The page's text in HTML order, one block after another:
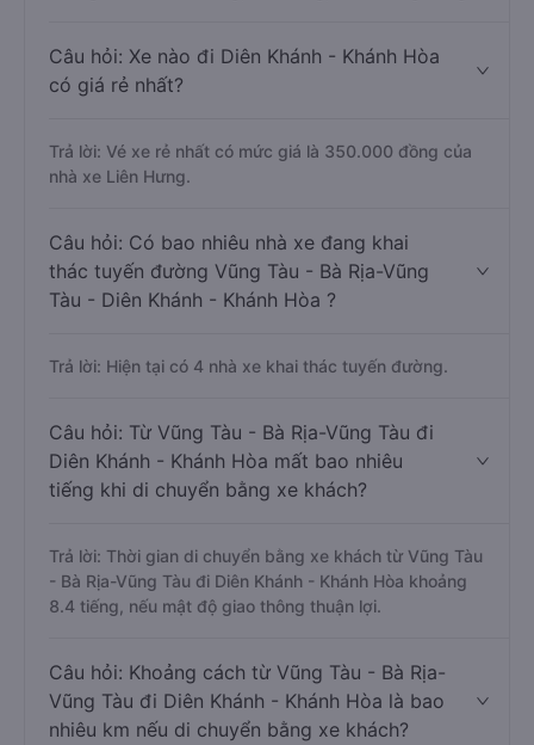
Câu hỏi: Xe nào đi Diên Khánh - Khánh Hòa
có giá rẻ nhất?
Trả lời: Vé xe rẻ nhất có mức giá là 350.000 đồng của
nhà xe Liên Hưng.
Câu hỏi: Có bao nhiêu nhà xe đang khai
thác tuyến đường Vũng Tàu - Bà Rịa-Vũng
Tàu - Diên Khánh - Khánh Hòa ?
Trả lời: Hiện tại có 4 nhà xe khai thác tuyến đường.
Câu hỏi: Từ Vũng Tàu - Bà Rịa-Vũng Tàu đi
Diên Khánh - Khánh Hòa mất bao nhiêu
tiếng khi di chuyển bằng xe khách?
Trả lời: Thời gian di chuyển bằng xe khách từ Vũng Tàu
- Bà Rịa-Vũng Tàu đi Diên Khánh - Khánh Hòa khoảng
8.4 tiếng, nếu mật độ giao thông thuận lợi.
Câu hỏi: Khoảng cách từ Vũng Tàu - Bà Rịa-
Vũng Tàu đi Diên Khánh - Khánh Hòa là bao
nhiêu km nếu di chuyển bằng xe khách?